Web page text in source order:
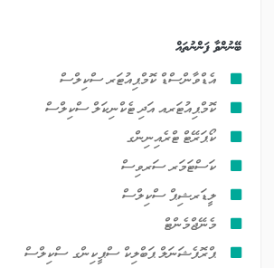
ބޭނުންވާ ފަންނުތައް
އެޑްވާންސްޑް ކޮމްޕިއުޓަރ ސްކިލްސް
ކޮމްޕިއުޓަރއ އަދި ޓެކްނިކަލް ސްކިލްސް
ކޯޕަރޭޓް ޓްރެއިނިންގ
ކަސްޓަމަރ ސަރވިސް
ލީޑަރޝިޕް ސްކިލްސް
މެނޭޖްމެންޓް
ޕްރޮފެޝަނަލް ޕަބްލިކް ސްޕީކިންގ ސްކިލްސް